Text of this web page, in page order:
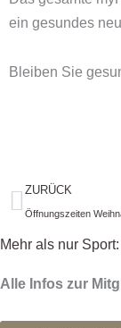
ein gesundes
Bleiben Sie
Zurück
ZURÜCK
Mehr als nur
Alle Infos zur